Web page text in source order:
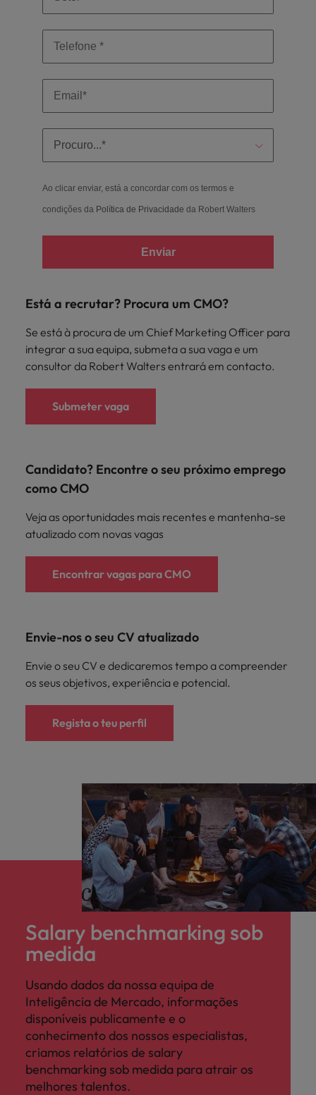
Ao clicar enviar, está a concordar com os termos e
condições da Política de Privacidade da Robert Walters
Enviar
Está a recrutar? Procura um CMO?
Se está à procura de um Chief Marketing Officer para
integrar a sua equipa, submeta a sua vaga e um
consultor da Robert Walters entrará em contacto.
Submeter vaga
Candidato? Encontre o seu próximo emprego
como CMO
Veja as oportunidades mais recentes e mantenha-se
atualizado com novas vagas
Encontrar vagas para CMO
Envie-nos o seu CV atualizado
Envie o seu CV e dedicaremos tempo a compreender
os seus objetivos, experiência e potencial.
Regista o teu perfil
Salary benchmarking sob
medida
Usando dados da nossa equipa de
Inteligência de Mercado, informações
disponíveis publicamente e o
conhecimento dos nossos especialistas,
criamos relatórios de salary
benchmarking sob medida para atrair os
melhores talentos.